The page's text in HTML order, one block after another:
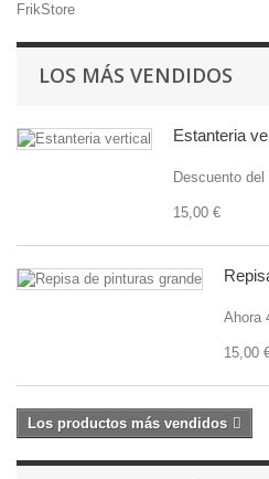
FrikStore
LOS MÁS VENDIDOS
Estanteria
Descuento
15,00 €
Ahora
15,00
Los productos más vendidos